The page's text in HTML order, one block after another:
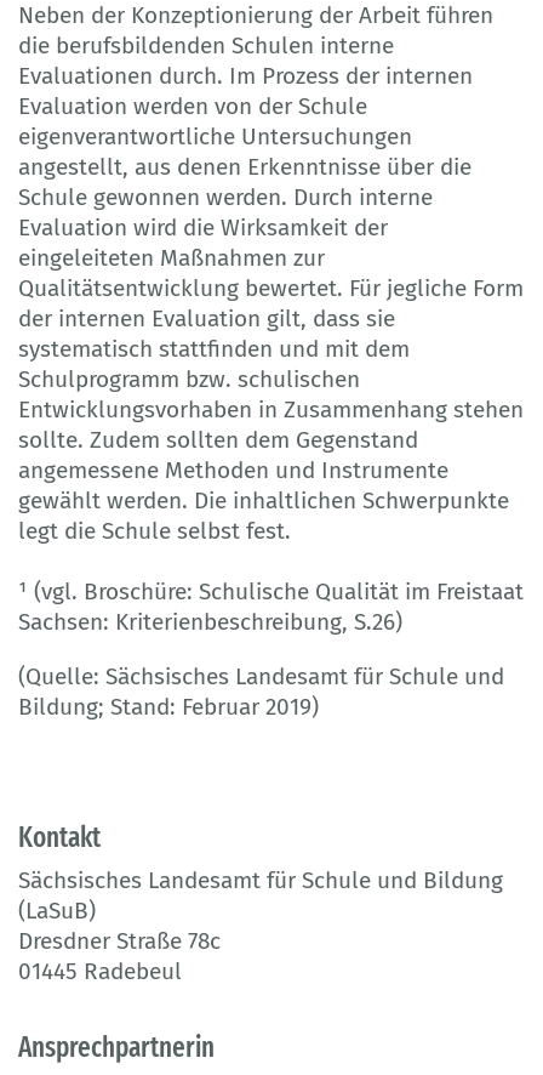
Neben der Konzeptionierung der Arbeit führen
die berufsbildenden Schulen interne
Evaluationen durch. Im Prozess der internen
Evaluation werden von der Schule
eigenverantwortliche Untersuchungen
angestellt, aus denen Erkenntnisse über die
Schule gewonnen werden. Durch interne
Evaluation wird die Wirksamkeit der
eingeleiteten Maßnahmen zur
Qualitätsentwicklung bewertet. Für jegliche Form
der internen Evaluation gilt, dass sie
systematisch stattfinden und mit dem
Schulprogramm bzw. schulischen
Entwicklungsvorhaben in Zusammenhang stehen
sollte. Zudem sollten dem Gegenstand
angemessene Methoden und Instrumente
gewählt werden. Die inhaltlichen Schwerpunkte
legt die Schule selbst fest.
¹ (vgl. Broschüre: Schulische Qualität im Freistaat
Sachsen: Kriterienbeschreibung, S.26)
(Quelle: Sächsisches Landesamt für Schule und
Bildung; Stand: Februar 2019)
Kontakt
Sächsisches Landesamt für Schule und Bildung
(LaSuB)
Dresdner Straße 78c
01445 Radebeul
Ansprechpartnerin